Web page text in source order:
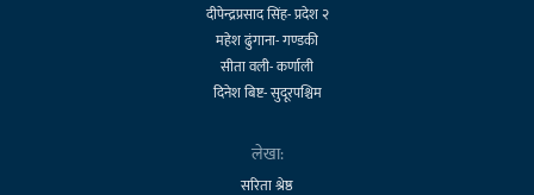
दीपेन्द्रप्रसाद सिंह- प्रदेश २
महेश ढुंगाना- गण्डकी
सीता वली- कर्णाली
दिनेश बिष्ट- सुदूरपश्चिम
लेखा:
सरिता श्रेष्ठ